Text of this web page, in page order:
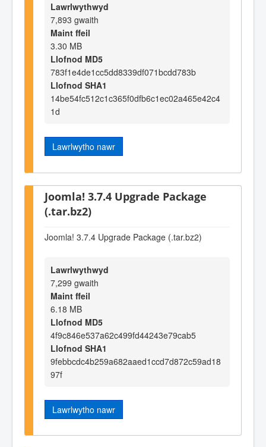
Lawrlwythwyd
7,893 gwaith
Maint ffeil
3.30 MB
Llofnod MD5
783f1e4de1cc5dd8339df071bcdd783b
Llofnod SHA1
14be54fc512c1c365f0dfb6c1ec02a465e42c4
1d
Lawrlwytho nawr
Joomla! 3.7.4 Upgrade Package
(.tar.bz2)
Joomla! 3.7.4 Upgrade Package (.tar.bz2)
Lawrlwythwyd
7,299 gwaith
Maint ffeil
6.18 MB
Llofnod MD5
4f9c846e537a62c499fd44243e79cab5
Llofnod SHA1
9febbcdc4b259a682aaed1ccd7d872c59ad18
97f
Lawrlwytho nawr